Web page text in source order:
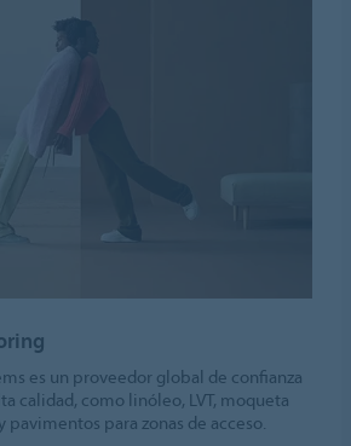
es un proveedor global de confianza
calidad, como linóleo, LVT, moqueta
pavimentos para zonas de acceso.